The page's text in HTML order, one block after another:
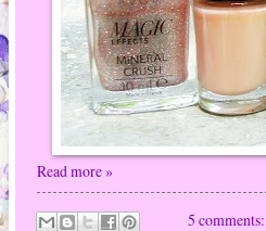
Read more »
5 comments: